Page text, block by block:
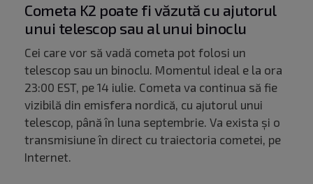
Cometa K2 poate fi văzută cu ajutorul
unui telescop sau al unui binoclu
Cei care vor să vadă cometa pot folosi un
telescop sau un binoclu. Momentul ideal e la ora
23:00 EST, pe 14 iulie. Cometa va continua să fie
vizibilă din emisfera nordică, cu ajutorul unui
telescop, până în luna septembrie. Va exista și o
transmisiune în direct cu traiectoria cometei, pe
Internet.